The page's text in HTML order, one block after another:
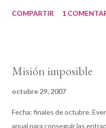
puertorriqueña más
posiblemente por aquel
definitiva elección del
COMPARTIR 1
Misión imposible
octubre 29, 2007
Fecha: finales de octubre.
anual para conseguir las